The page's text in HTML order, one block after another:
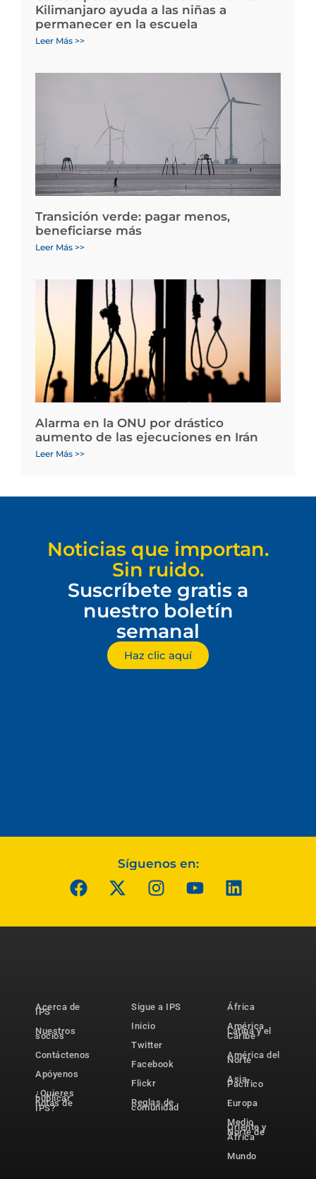
Kilimanjaro ayuda a las niñas a
permanecer en la escuela
Leer Más >>
Transición verde: pagar menos,
beneficiarse más
Leer Más >>
Alarma en la ONU por drástico
aumento de las ejecuciones en Irán
Leer Más >>
Noticias que importan.
Sin ruido.
Suscríbete gratis a
nuestro boletín
semanal
Haz clic aquí
Síguenos en:
Acerca de
IPS
Nuestros
socios
Contáctenos
Apóyenos
¿Quieres
publicar
notas de
IPS?
Sigue a IPS
Inicio
Twitter
Facebook
Flickr
Reglas de
comunidad
África
América
Latina y el
Caribe
América del
Norte
Asia-
Pacífico
Europa
Medio
Oriente y
Norte de
África
Mundo